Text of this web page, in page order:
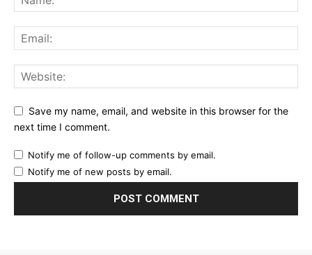
Save my name, email, and website in this browser for the
next time I comment.
Notify me of follow-up comments by email.
Notify me of new posts by email.